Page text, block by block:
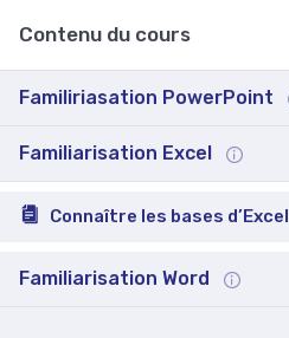
Contenu du cours
Familiriasation PowerPoint
Familiarisation Excel
Connaître les bases d’Excel
Familiarisation Word